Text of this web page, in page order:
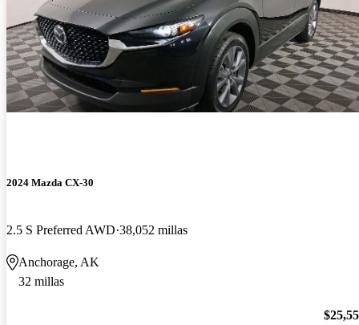
2024 Mazda CX-30
2.5 S Preferred AWD 38,052 millas
Anchorage, AK
32 millas